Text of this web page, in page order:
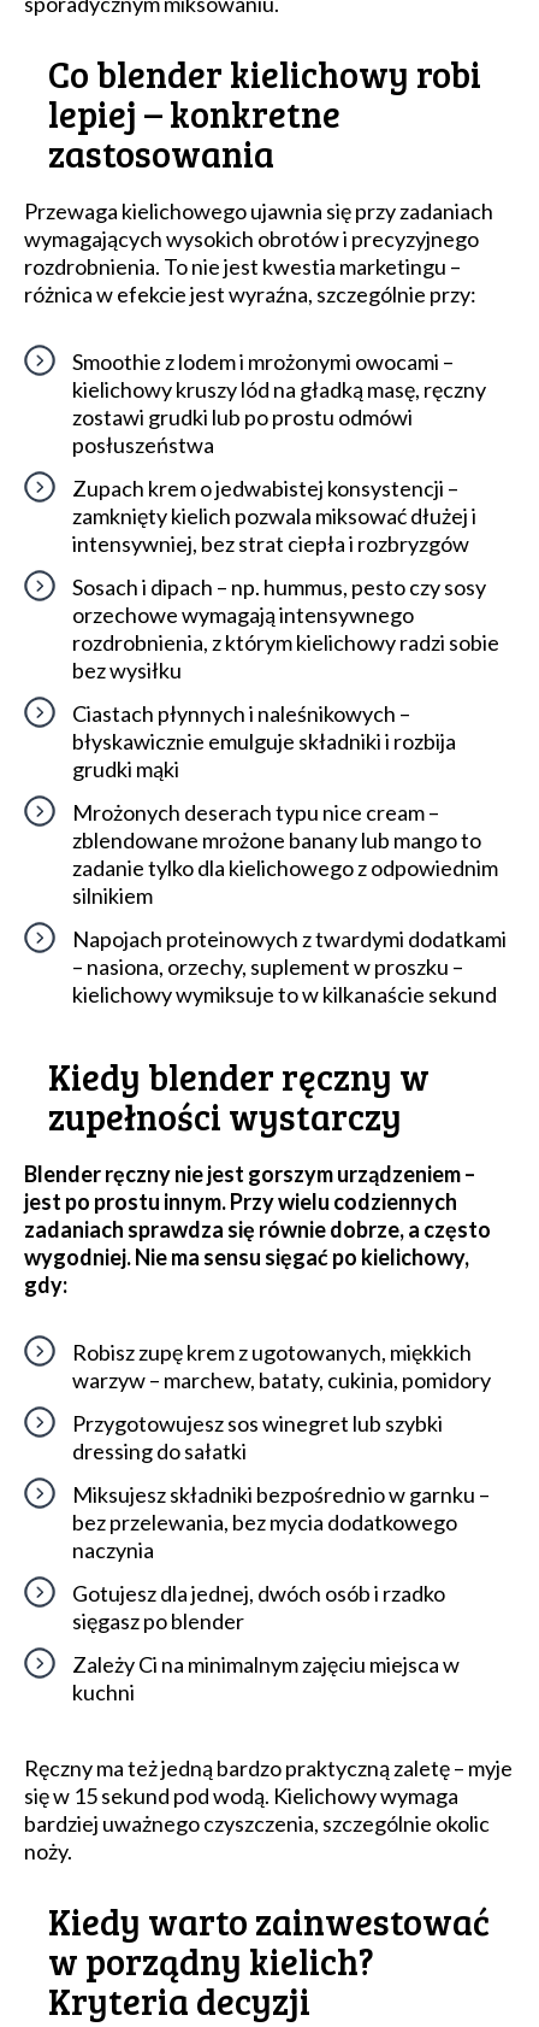
Co blender kielichowy robi
lepiej – konkretne
zastosowania
Przewaga kielichowego ujawnia się przy zadaniach
wymagających wysokich obrotów i precyzyjnego
rozdrobnienia. To nie jest kwestia marketingu –
różnica w efekcie jest wyraźna, szczególnie przy:
Smoothie z lodem i mrożonymi owocami –
kielichowy kruszy lód na gładką masę, ręczny
zostawi grudki lub po prostu odmówi
posłuszeństwa
Zupach krem o jedwabistej konsystencji –
zamknięty kielich pozwala miksować dłużej i
intensywniej, bez strat ciepła i rozbryzgów
Sosach i dipach – np. hummus, pesto czy sosy
orzechowe wymagają intensywnego
rozdrobnienia, z którym kielichowy radzi sobie
bez wysiłku
Ciastach płynnych i naleśnikowych –
błyskawicznie emulguje składniki i rozbija
grudki mąki
Mrożonych deserach typu nice cream –
zblendowane mrożone banany lub mango to
zadanie tylko dla kielichowego z odpowiednim
silnikiem
Napojach proteinowych z twardymi dodatkami
– nasiona, orzechy, suplement w proszku –
kielichowy wymiksuje to w kilkanaście sekund
Kiedy blender ręczny w
zupełności wystarczy
Blender ręczny nie jest gorszym urządzeniem –
jest po prostu innym. Przy wielu codziennych
zadaniach sprawdza się równie dobrze, a często
wygodniej. Nie ma sensu sięgać po kielichowy,
gdy:
Robisz zupę krem z ugotowanych, miękkich
warzyw – marchew, bataty, cukinia, pomidory
Przygotowujesz sos winegret lub szybki
dressing do sałatki
Miksujesz składniki bezpośrednio w garnku –
bez przelewania, bez mycia dodatkowego
naczynia
Gotujesz dla jednej, dwóch osób i rzadko
sięgasz po blender
Zależy Ci na minimalnym zajęciu miejsca w
kuchni
Ręczny ma też jedną bardzo praktyczną zaletę – myje
się w 15 sekund pod wodą. Kielichowy wymaga
bardziej uważnego czyszczenia, szczególnie okolic
noży.
Kiedy warto zainwestować
w porządny kielich?
Kryteria decyzji